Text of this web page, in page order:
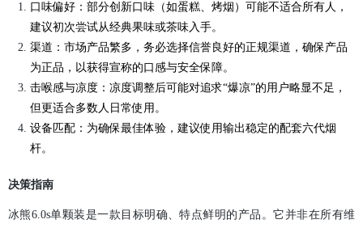
口味偏好：部分创新口味（如蛋糕、烤烟）可能不适合所有人，
建议初次尝试从经典果味或茶味入手。
渠道：市场产品繁多，务必选择信誉良好的正规渠道，确保产品
为正品，以获得宣称的口感与安全保障。
击喉感与凉度：凉度调整后可能对追求“爆凉”的用户略显不足，
但更适合多数人日常使用。
设备匹配：为确保最佳体验，建议使用输出稳定的配套六代烟
杆。
决策指南
冰熊6.0s单颗装是一款目标明确、特点鲜明的产品。它并非在所有维